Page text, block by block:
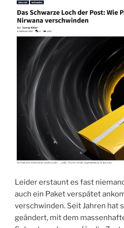
Leider erstaunt es fast
auch ein Paket verspätet
verschwinden. Seit Jahren hat
geändert, mit dem